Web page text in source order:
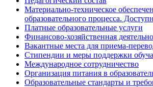
Материально-техническое
образовательного процесса.
Платные образовательные услуги
Финансово-хозяйственная
Вакантные места для приема-
Стипендии и меры поддержки
Международное сотрудничество
Организация питания в
Образовательные стандарты и